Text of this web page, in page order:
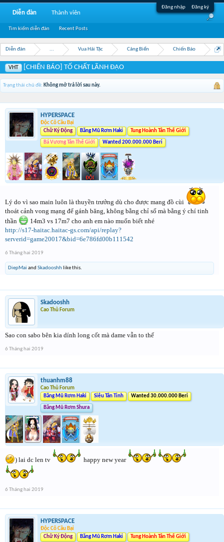
Đăng nhập Đăng ký
Diễn đàn ... Vua Hải Tặc Cảng Biển Chiến Báo
VHT [CHIẾN BÁO] TỐ CHẤT LÃNH ĐẠO
Trạng thái chủ đề: Không mở trả lời sau này.
HYPERSPACE
Độc Cô Cầu Bại
Chữ Ký Động
Băng Mũ Rơm Haki Tung Hoành Tân Thế Giới
Bá Vương Tân Thế Giới Wanted 200.000.000 Beri
Lý do vì sao main luôn là thuyền trưởng dù cho được mang đồ cùi
thoát cảnh vong mạng để gánh băng, không bằng chỉ số mà bằng ý chí tinh
thần
14m3 vs 17m7 cho anh em nào muốn biết nhé
http://s17-haitac.haitac-gs.com/api/replay?
serverid=game20017&bid=6e786fd00b111542
6 Tháng hai 2019
DiepMai and Skadooshh like this.
Skadooshh
Cao Thủ Forum
Sao con sabo bên kia dính long cốt mà dame vẫn to thế
6 Tháng hai 2019
thuanhm88
Cao Thủ Forum
Băng Mũ Rơm Haki
Siêu Tân Tinh Wanted 30.000.000 Beri
Băng Mũ Rơm Shura
) lai dc len tv happy new year
6 Tháng hai 2019
HYPERSPACE
Độc Cô Cầu Bại
Chữ Ký Động
Băng Mũ Rơm Haki Tung Hoành Tân Thế Giới
Diễn đàn
Tìm kiếm diễn đàn Recent Posts
Thành viên